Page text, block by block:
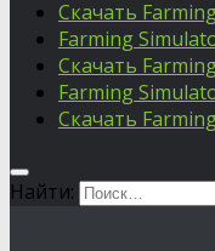
Скачать
Farming
Скачать
Farming
Скачать
Найти: